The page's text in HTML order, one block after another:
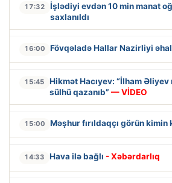
17:32
İşlədiyi evdən 10 min manat
saxlanıldı
16:00 Fövqəladə Hallar Nazirliyi
15:45
Hikmət Hacıyev: “İlham
sülhü qazanıb” — VİDEO
15:00 Məşhur fırıldaqçı görün
14:33 Hava ilə bağlı - Xəbərdarlıq